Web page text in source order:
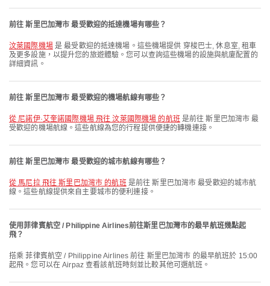
前往 斯里巴加灣市 最受歡迎的抵達機場有哪些？
汶萊國際機場是 最受歡迎的抵達機場。這些機場提供 穿梭巴士, 休息室, 租車
及更多設施，以提升您的旅遊體驗。您可以查詢這些機場的設施與航廈配置的
詳細資訊。
前往 斯里巴加灣市 最受歡迎的機場航線有哪些？
從 尼諾伊·艾奎諾國際機場 飛往 汶萊國際機場 的航班 是前往 斯里巴加灣市 最
受歡迎的機場航線。這些航線為您的行程提供便捷的轉機連接。
前往 斯里巴加灣市 最受歡迎的城市航線有哪些？
從 馬尼拉 飛往 斯里巴加灣市 的航班 是前往 斯里巴加灣市 最受歡迎的城市航
線。這些航線提供來自主要城市的便利連接。
使用菲律賓航空 / Philippine Airlines前往斯里巴加灣市的最早航班幾點起
飛？
搭乘 菲律賓航空 / Philippine Airlines 前往 斯里巴加灣市 的最早航班於 15:00
起飛。您可以在 Airpaz 查看該航班時刻並比較其他可選航班。